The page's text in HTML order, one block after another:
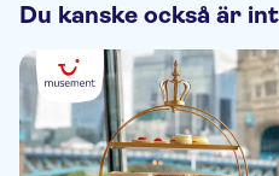
Du kanske också är